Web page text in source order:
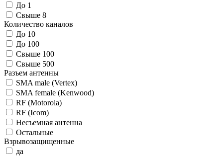
До 1
Свыше 8
Количество каналов
До 10
До 100
Свыше 100
Свыше 500
Разъем антенны
SMA male (Vertex)
SMA female (Kenwood)
RF (Motorola)
RF (Icom)
Несъемная антенна
Остальные
Взрывозащищенные
да